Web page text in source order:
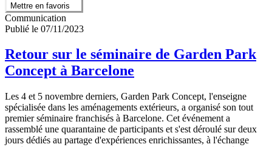
Mettre en favoris
Communication
Publié le 07/11/2023
Retour sur le séminaire de Garden Park
Concept à Barcelone
Les 4 et 5 novembre derniers, Garden Park Concept, l'enseigne
spécialisée dans les aménagements extérieurs, a organisé son tout
premier séminaire franchisés à Barcelone. Cet événement a
rassemblé une quarantaine de participants et s'est déroulé sur deux
jours dédiés au partage d'expériences enrichissantes, à l'échange